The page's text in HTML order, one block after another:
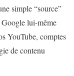
simple “source”
Google lui-même
YouTube, comptes
de contenu